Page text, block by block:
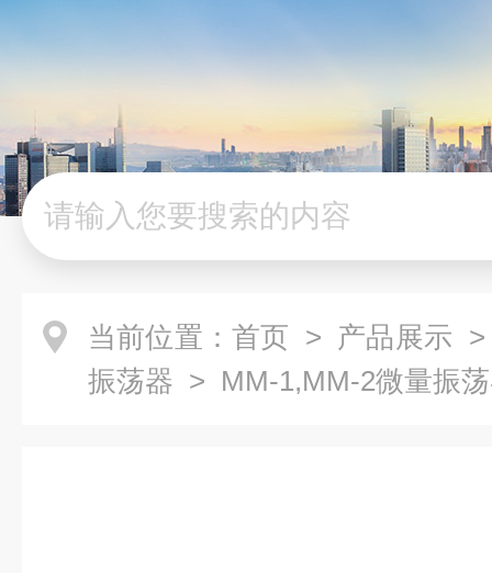
当前位置： 首页 > 产品展示
振荡器 > MM-1,MM-2微量振